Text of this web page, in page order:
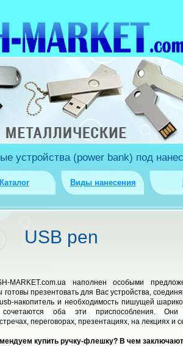
(power bank) под
Каталог Виды нанесения
USB pen
MARKET.com.ua наполнен особыми
презентовать для Вас устройства,
usb-накопитель и необходимость пишущей
оба эти приспособления. Они
переговорах, презентациях, на лекциях и
купить ручку-флешку? В чем